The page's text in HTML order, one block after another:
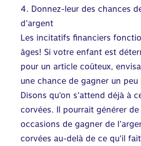
4. Donnez-leur des chances
d’argent
Les incitatifs financiers
âges! Si votre enfant est
pour un article coûteux,
une chance de gagner un peu
Disons qu’on s’attend déjà à
corvées. Il pourrait générer de
occasions de gagner de
corvées au-delà de ce qu’il